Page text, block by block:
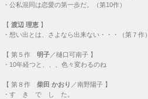
・ 公私混同は恋愛の第一歩だ。（第10作）
【 渡辺 理恵 】
・ 想い出とは、さよなら出来ない・・・（第７作）
【 第５作 明子 ／樋口可南子 】
・ 10年経つと、、、色々変わるのね
【 第８作 柴田 かおり ／南野陽子 】
・ す き で し た。